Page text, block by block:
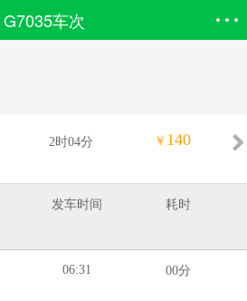
G7035车次
2时04分 ￥ 140
发车时间 耗时
06:31 00分